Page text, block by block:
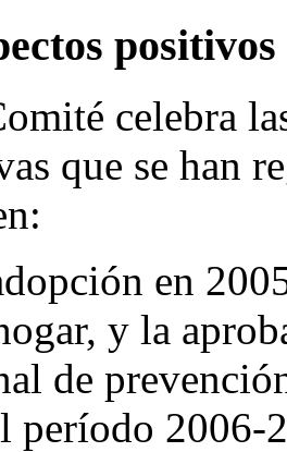
positivos
celebra
que se han
en
y la
de
período 2006-